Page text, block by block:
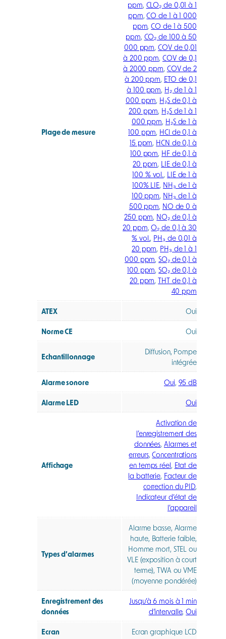
Plage de mesure
ppm, CLO₂ de 0,01 à 1
ppm,CO de 1 à 1 000
ppm,CO de 1 à 500
ppm, CO₂ de 100 à 50
000 ppm,COV de 0,01
à 200 ppm, COV de 0,1
à 2000 ppm, COV de 2
à 200 ppm, ETO de 0,1
à 100 ppm, H₂ de 1 à 1
000 ppm, H₂S de 0,1 à
200 ppm, H₂S de 1 à 1
000 ppm, H₂S de 1 à
100 ppm, HCl de 0,1 à
15 ppm, HCN de 0,1 à
100 ppm, HF de 0,1 à
20 ppm, LIE de 0,1 à
100 % vol., LIE de 1 à
100% LIE, NH₃ de 1 à
100 ppm, NH₃ de 1 à
500 ppm, NO de 0 à
250 ppm, NO₂ de 0,1 à
20 ppm,O₂ de 0,1 à 30
% vol., PH₃ de 0,01 à
20 ppm, PH₃ de 1 à 1
000 ppm,SO₂ de 0,1 à
100 ppm,SO₂ de 0,1 à
20 ppm,THT de 0,1 à
40 ppm
ATEX Oui
Norme CE Oui
Echantillonnage
Diffusion, Pompe
intégrée
Alarme sonore Oui, 95 dB
Alarme LED Oui
Affichage
Activation de
l’enregistrement des
données, Alarmes et
erreurs,Concentrations
en temps réel, Etat de
la batterie, Facteur de
correction du PID,
Indicateur d’état de
l’appareil
Types d’alarmes
Alarme basse, Alarme
haute, Batterie faible,
Homme mort, STEL ou
VLE (exposition à court
terme), TWA ou VME
(moyenne pondérée)
Enregistrement des
données
Jusqu’à 6 mois à 1 min
d’intervalle,Oui
Ecran Ecran graphique LCD